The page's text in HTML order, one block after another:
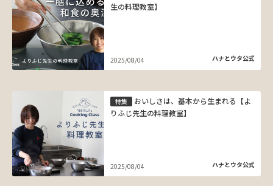
生の料理教室】
2025/08/04 ハナとウタ公式
特集
おいしさは、基本から生まれる【よ
りふじ先生の料理教室】
2025/08/04 ハナとウタ公式